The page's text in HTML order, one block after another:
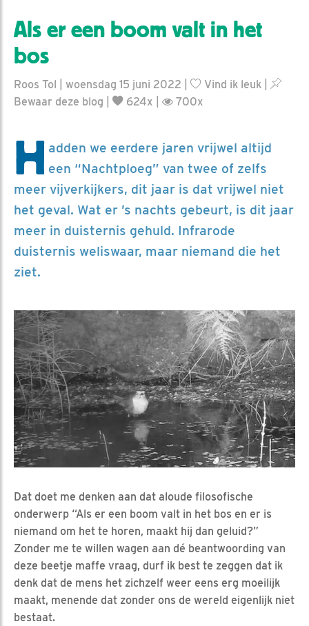
Als er een boom valt in het
bos
Roos Tol | woensdag 15 juni 2022 | Vind ik leuk
Bewaar deze blog
624x | 700x
H adden we eerdere jaren vrijwel altijd
een “Nachtploeg” van twee of zelfs
meer vijverkijkers, dit jaar is dat vrijwel niet
het geval. Wat er ’s nachts gebeurt, is dit jaar
meer in duisternis gehuld. Infrarode
duisternis weliswaar, maar niemand die het
ziet.
Dat doet me denken aan dat aloude filosofische
onderwerp “Als er een boom valt in het bos en er is
niemand om het te horen, maakt hij dan geluid?”
Zonder me te willen wagen aan dé beantwoording van
deze beetje maffe vraag, durf ik best te zeggen dat ik
denk dat de mens het zichzelf weer eens erg moeilijk
maakt, menende dat zonder ons de wereld eigenlijk niet
bestaat.